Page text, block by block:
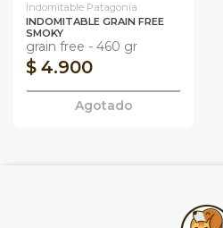
Indomitable Patagonia
INDOMITABLE GRAIN FREE
SMOKY
grain free - 460 gr
$ 4.900
Agotado